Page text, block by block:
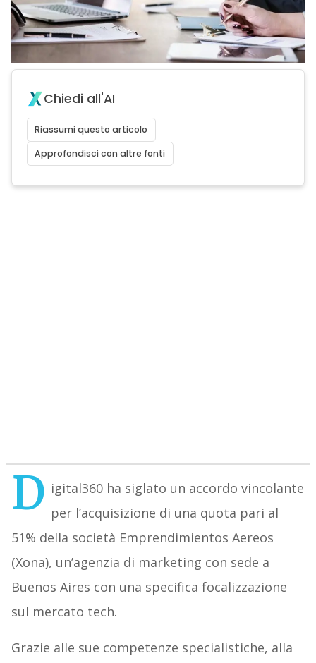
Chiedi all'AI
Riassumi questo articolo
Approfondisci con altre fonti
D igital360 ha siglato un accordo vincolante
per l’acquisizione di una quota pari al
51% della società Emprendimientos Aereos
(Xona), un’agenzia di marketing con sede a
Buenos Aires con una specifica focalizzazione
sul mercato tech.
Grazie alle sue competenze specialistiche, alla